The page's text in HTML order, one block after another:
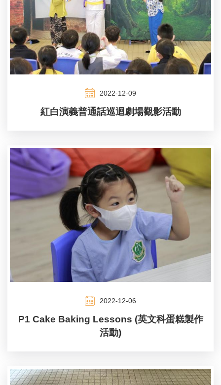
2022-12-09
紅白演義普通話巡迴劇場觀影活動
2022-12-06
P1 Cake Baking Lessons (英文科蛋糕製作
活動)